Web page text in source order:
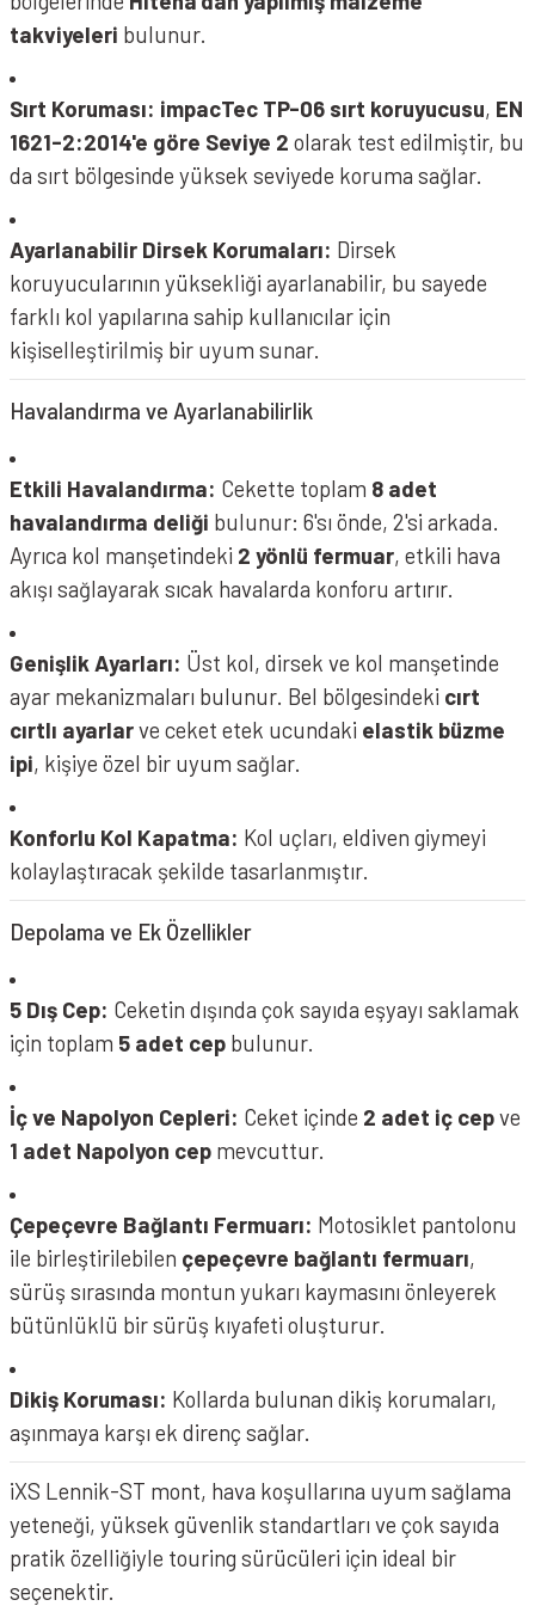
takviyeleri bulunur.
Sırt Koruması: impacTec TP-06 sırt koruyucusu, EN
1621-2:2014'e göre Seviye 2 olarak test edilmiştir, bu
da sırt bölgesinde yüksek seviyede koruma sağlar.
Ayarlanabilir Dirsek Korumaları: Dirsek
koruyucularının yüksekliği ayarlanabilir, bu sayede
farklı kol yapılarına sahip kullanıcılar için
kişiselleştirilmiş bir uyum sunar.
Havalandırma ve Ayarlanabilirlik
Etkili Havalandırma: Cekette toplam 8 adet
havalandırma deliği bulunur: 6'sı önde, 2'si arkada.
Ayrıca kol manşetindeki 2 yönlü fermuar, etkili hava
akışı sağlayarak sıcak havalarda konforu artırır.
Genişlik Ayarları: Üst kol, dirsek ve kol manşetinde
ayar mekanizmaları bulunur. Bel bölgesindeki cırt
cırtlı ayarlarve ceket etek ucundaki elastik büzme
ipi, kişiye özel bir uyum sağlar.
Konforlu Kol Kapatma: Kol uçları, eldiven giymeyi
kolaylaştıracak şekilde tasarlanmıştır.
Depolama ve Ek Özellikler
5 Dış Cep: Ceketin dışında çok sayıda eşyayı saklamak
için toplam 5 adet cep bulunur.
İç ve Napolyon Cepleri: Ceket içinde 2 adet iç cepve
1 adet Napolyon cep mevcuttur.
Çepeçevre Bağlantı Fermuarı: Motosiklet pantolonu
ile birleştirilebilen çepeçevre bağlantı fermuarı,
sürüş sırasında montun yukarı kaymasını önleyerek
bütünlüklü bir sürüş kıyafeti oluşturur.
Dikiş Koruması: Kollarda bulunan dikiş korumaları,
aşınmaya karşı ek direnç sağlar.
iXS Lennik-ST mont, hava koşullarına uyum sağlama
yeteneği, yüksek güvenlik standartları ve çok sayıda
pratik özelliğiyle touring sürücüleri için ideal bir
seçenektir.